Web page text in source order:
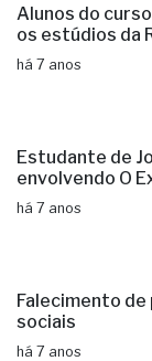
Alunos do
os estúdios da
há 7 anos
Estudante de
envolvendo O
há 7 anos
Falecimento
sociais
há 7 anos